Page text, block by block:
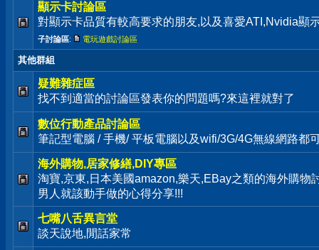
顯示卡討論區
對顯示卡品質有較高要求的朋友,以及喜愛ATI,Nvidia顯
子討論區: 電玩遊戲討論區
其他群組
疑難雜症區
找不到適當的討論區發表你的問題嗎?來這裡就對了
數位行動產品討論區
筆記型電腦 / 手機/ 平板電腦以及wifi/3G/4G無線網路都
海外購物,居家修繕,DIY專區
淘寶,京東,日本美國amazon,樂天,EBay之類的海外購物
男人就該動手做的心得分享!!!
七嘴八舌異言堂
談天說地,閒話家常